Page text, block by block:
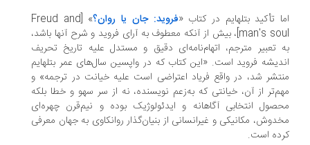
تأکید بتلهایم در کتاب «فروید: جان یا روان؟
» [Freud and
man's soul]، بیش از آنکه معطوف به آرای فروید و شرح آنها باشد،
تعبیر مترجم، اتهام‌نامه‌ای دقیق و مستدل علیه تاریخ تحریف
فروید است. «این کتاب که در واپسین سال‌های عمر بتلهایم
شد، در واقع فریاد اعتراضی است علیه خیانت در ترجمه» و
از آن، خیانتی که به‌زعم نویسنده، نه از سر سهو و خطا بلکه
انتخابی آگاهانه و ایدئولوژیک بوده و نیم‌قرن چهره‌ای
مکانیکی و غیرانسانی از بنیان‌گذار روانکاوی به جهان معرفی
است.